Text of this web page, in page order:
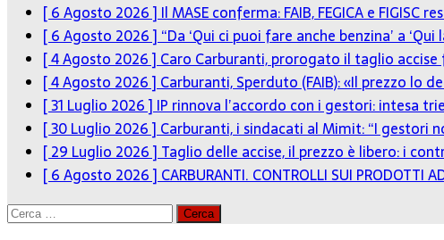
[ 6 Agosto 2026 ] Il MASE conferma: FAIB, FEGICA e
[ 6 Agosto 2026 ] “Da ‘Qui ci puoi fare anche benzina’ a
[ 4 Agosto 2026 ] Caro Carburanti, prorogato il taglio
[ 4 Agosto 2026 ] Carburanti, Sperduto (FAIB): «Il prezzo lo
[ 31 Luglio 2026 ] IP rinnova l’accordo con i gestori: intesa
[ 30 Luglio 2026 ] Carburanti, i sindacati al Mimit: “I gestori
[ 29 Luglio 2026 ] Taglio delle accise, il prezzo è libero: i
[ 6 Agosto 2026 ] CARBURANTI. CONTROLLI SUI PRODOTTI
Ricerca